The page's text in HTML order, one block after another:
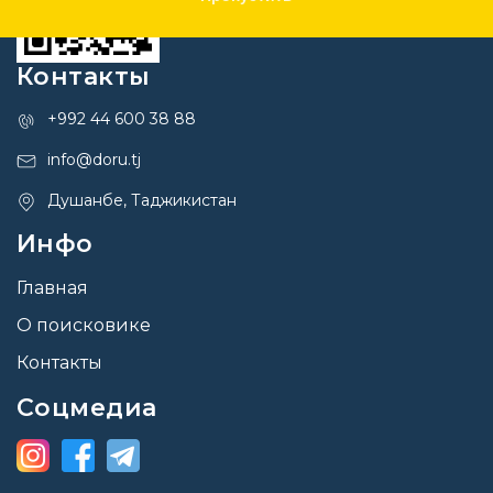
Контакты
+992 44 600 38 88
info@doru.tj
Душанбе, Таджикистан
Инфо
Главная
О поисковике
Контакты
Соцмедиа